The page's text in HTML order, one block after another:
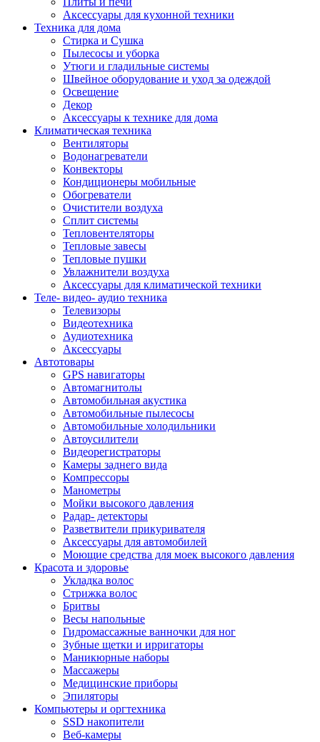
Аксессуары для кухонной техники
Техника для дома
Стирка и Сушка
Пылесосы и уборка
Утюги и гладильные системы
Швейное оборудование и уход за одеждой
Освещение
Декор
Аксессуары к технике для дома
Климатическая техника
Вентиляторы
Водонагреватели
Конвекторы
Кондиционеры мобильные
Обогреватели
Очистители воздуха
Сплит системы
Тепловентеляторы
Тепловые завесы
Тепловые пушки
Увлажнители воздуха
Аксессуары для климатической техники
Теле- видео- аудио техника
Телевизоры
Видеотехника
Аудиотехника
Аксессуары
Автотовары
GPS навигаторы
Автомагнитолы
Автомобильная акустика
Автомобильные пылесосы
Автомобильные холодильники
Автоусилители
Видеорегистраторы
Камеры заднего вида
Компрессоры
Манометры
Мойки высокого давления
Радар- детекторы
Разветвители прикуривателя
Аксессуары для автомобилей
Моющие средства для моек высокого давления
Красота и здоровье
Укладка волос
Стрижка волос
Бритвы
Весы напольные
Гидромассажные ванночки для ног
Зубные щетки и ирригаторы
Маникюрные наборы
Массажеры
Медицинские приборы
Эпиляторы
Компьютеры и оргтехника
SSD накопители
Веб-камеры